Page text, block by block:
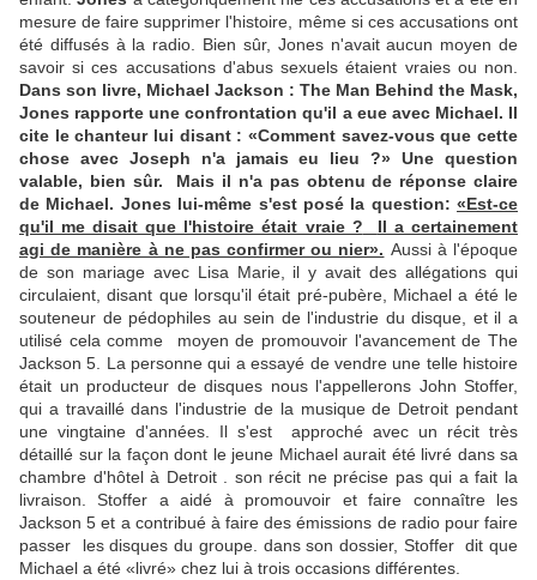
mesure de faire supprimer l'histoire, même si ces accusations ont
été diffusés à la radio. Bien sûr, Jones n'avait aucun moyen de
savoir si ces accusations d'abus sexuels étaient vraies ou non.
Dans son livre, Michael Jackson : The Man Behind the Mask,
Jones rapporte une confrontation qu'il a eue avec Michael. Il
cite le chanteur lui disant : «Comment savez-vous que cette
chose avec Joseph n'a jamais eu lieu ?» Une question
valable, bien sûr. Mais il n'a pas obtenu de réponse claire
de Michael. Jones lui-même s'est posé la question: «Est-ce
qu'il me disait que l'histoire était vraie ?
Il a certainement
agi de manière à ne pas confirmer ou nier». Aussi à l'époque
de son mariage avec Lisa Marie, il y avait des allégations qui
circulaient, disant que lorsqu'il était pré-pubère, Michael a été le
souteneur de pédophiles au sein de l'industrie du disque, et il a
utilisé cela comme moyen de promouvoir l'avancement de The
Jackson 5. La personne qui a essayé de vendre une telle histoire
était un producteur de disques nous l'appellerons John Stoffer,
qui a travaillé dans l'industrie de la musique de Detroit pendant
une vingtaine d'années. Il s'est approché avec un récit très
détaillé sur la façon dont le jeune Michael aurait été livré dans sa
chambre d'hôtel à Detroit . son récit ne précise pas qui a fait la
livraison. Stoffer a aidé à promouvoir et faire connaître les
Jackson 5 et a contribué à faire des émissions de radio pour faire
passer les disques du groupe. dans son dossier, Stoffer dit que
Michael a été «livré» chez lui à trois occasions différentes.